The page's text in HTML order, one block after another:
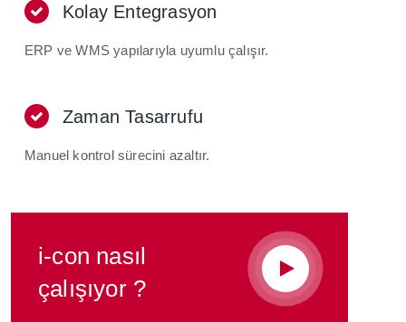
Kolay Entegrasyon
ERP ve WMS yapılarıyla uyumlu çalışır.
Zaman Tasarrufu
Manuel kontrol sürecini azaltır.
i-con nasıl
çalışıyor ?